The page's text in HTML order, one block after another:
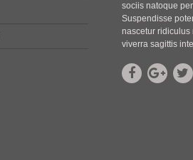
sociis natoque
Suspendisse
nascetur ridiculus
viverra sagittis